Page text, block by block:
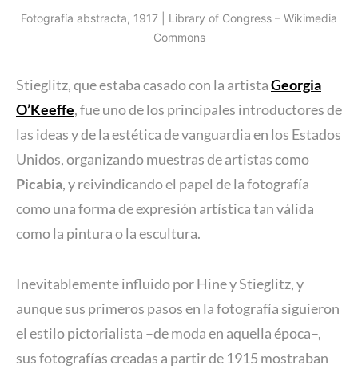
Fotografía abstracta, 1917 | Library of Congress – Wikimedia
Commons
Stieglitz, que estaba casado con la artistaGeorgia
O’Keeffe, fue uno de los principales introductores de
las ideas y de la estética de vanguardia en los Estados
Unidos, organizando muestras de artistas como
Picabia, y reivindicando el papel de la fotografía
como una forma de expresión artística tan válida
como la pintura o la escultura.
Inevitablemente influido por Hine y Stieglitz, y
aunque sus primeros pasos en la fotografía siguieron
el estilo pictorialista –de moda en aquella época–,
sus fotografías creadas a partir de 1915 mostraban